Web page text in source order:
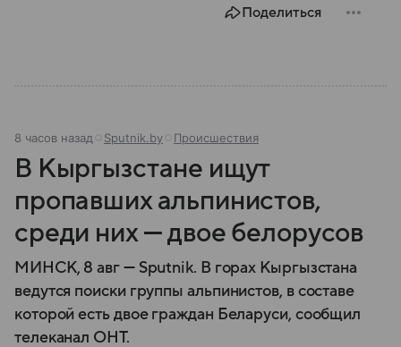
Поделиться
8 часов назад Sputnik.by Происшествия
В Кыргызстане ищут
пропавших альпинистов,
среди них — двое белорусов
МИНСК, 8 авг — Sputnik. В горах Кыргызстана
ведутся поиски группы альпинистов, в составе
которой есть двое граждан Беларуси, сообщил
телеканал ОНТ.